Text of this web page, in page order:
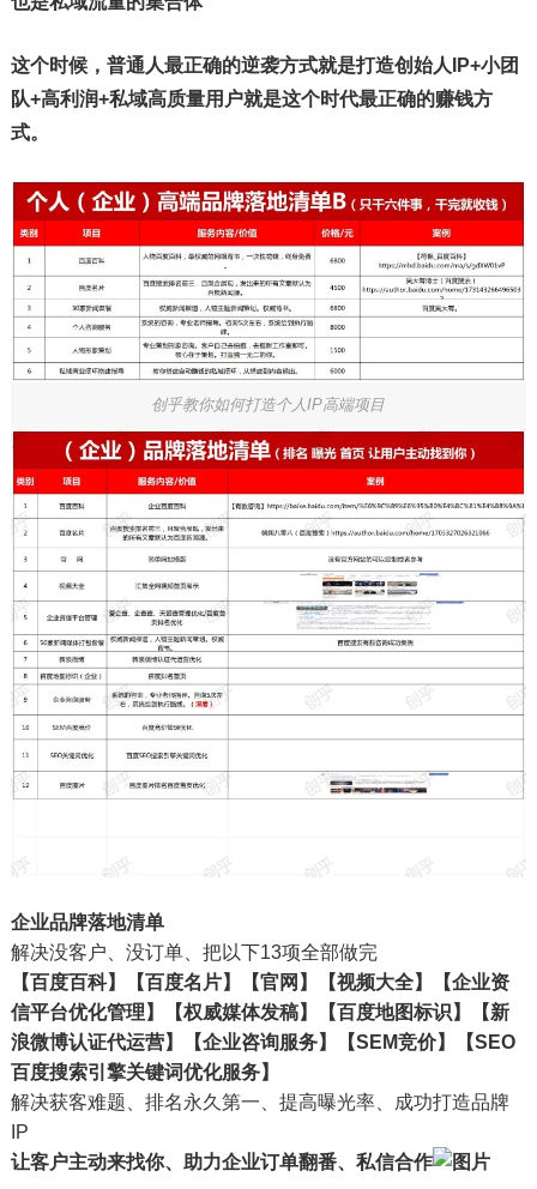
这个时候，普通人最正确的逆袭方式就是打造创始人IP+小团
队+高利润+私域高质量用户就是这个时代最正确的赚钱方
式。
创乎教你如何打造个人IP高端项目
企业品牌落地清单
解决没客户、没订单、把以下13项全部做完
【百度百科】【百度名片】【官网】【视频大全】【企业资
信平台优化管理】【权威媒体发稿】【百度地图标识】【新
浪微博认证代运营】【企业咨询服务】【SEM竞价】【SEO
百度搜索引擎关键词优化服务】
解决获客难题、排名永久第一、提高曝光率、成功打造品牌
IP
让客户主动来找你、助力企业订单翻番、私信合作